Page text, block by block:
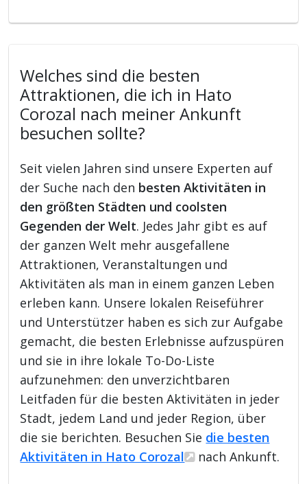
Welches sind die besten
Attraktionen, die ich in Hato
Corozal nach meiner Ankunft
besuchen sollte?
Seit vielen Jahren sind unsere Experten auf
der Suche nach den besten Aktivitäten in
den größten Städten und coolsten
Gegenden der Welt. Jedes Jahr gibt es auf
der ganzen Welt mehr ausgefallene
Attraktionen, Veranstaltungen und
Aktivitäten als man in einem ganzen Leben
erleben kann. Unsere lokalen Reiseführer
und Unterstützer haben es sich zur Aufgabe
gemacht, die besten Erlebnisse aufzuspüren
und sie in ihre lokale To-Do-Liste
aufzunehmen: den unverzichtbaren
Leitfaden für die besten Aktivitäten in jeder
Stadt, jedem Land und jeder Region, über
die sie berichten. Besuchen Sie die besten
Aktivitäten in Hato Corozal
nach Ankunft.